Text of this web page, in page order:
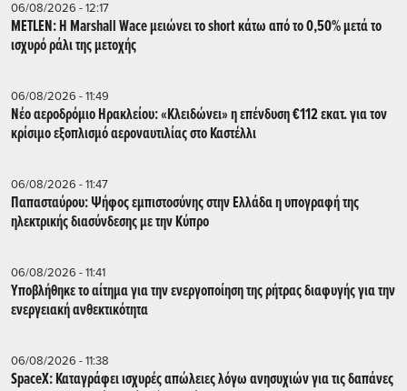
06/08/2026 - 12:17
METLEN: Η Marshall Wace μειώνει το short κάτω από το 0,50% μετά το
ισχυρό ράλι της μετοχής
06/08/2026 - 11:49
Νέο αεροδρόμιο Ηρακλείου: «Κλειδώνει» η επένδυση €112 εκατ. για τον
κρίσιμο εξοπλισμό αεροναυτιλίας στο Καστέλλι
06/08/2026 - 11:47
Παπασταύρου: Ψήφος εμπιστοσύνης στην Ελλάδα η υπογραφή της
ηλεκτρικής διασύνδεσης με την Κύπρο
06/08/2026 - 11:41
Υποβλήθηκε το αίτημα για την ενεργοποίηση της ρήτρας διαφυγής για την
ενεργειακή ανθεκτικότητα
06/08/2026 - 11:38
SpaceX: Καταγράφει ισχυρές απώλειες λόγω ανησυχιών για τις δαπάνες